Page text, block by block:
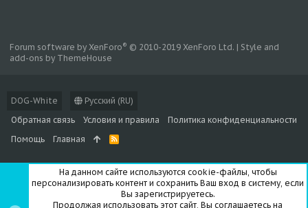
DOG-White
Русский (RU)
Обратная связь
Условия и правила
Политика конфиденциальности
Помощь
Главная
R
Forum software by XenForo® © 2010-2019 XenForo Ltd. | Style and
add-ons by ThemeHouse
На данном сайте используются cookie-файлы, чтобы
персонализировать контент и сохранить Ваш вход в систему, если
Вы зарегистрируетесь.
Продолжая использовать этот сайт, Вы соглашаетесь на